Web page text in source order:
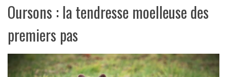
Oursons : la tendresse moelleuse des
premiers pas